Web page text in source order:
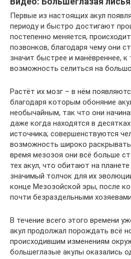
Первые из настоящих акул
периоду и быстро достигают
постепенно меняется,
позвонков, благодаря чему они
значит быстрее и манёвреннее,
возможность селиться на
Растёт их мозг – в нём
благодаря которым обоняние
необычайным, так что они
даже когда находятся в
источника; совершенствуются
возможность широко
время мезозоя они всё больше
тех акул, что обитают на
значимый толчок для их
конце Мезозойской эры, после
почти безраздельными
В течение всего этого времени
акул продолжал порождать всё
происходившим изменениям
большеглазые акулы оказались